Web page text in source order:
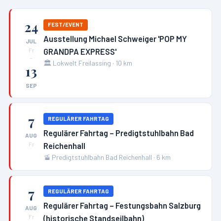
24
JUL
Fr
–
13
SEP
FEST/EVENT
Ausstellung Michael Schweiger 'POP MY
GRANDPA EXPRESS'
🏛️ Lokwelt Freilassing · 10 km
7
AUG
Fr
REGULÄRER FAHRTAG
Regulärer Fahrtag – Predigtstuhlbahn Bad
Reichenhall
🚡 Predigtstuhlbahn Bad Reichenhall · 6 km
7
AUG
Fr
REGULÄRER FAHRTAG
Regulärer Fahrtag – Festungsbahn Salzburg
(historische Standseilbahn)